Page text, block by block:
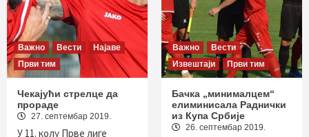
Важно Вести
Најаве
Први тим
Чекајући стрелце да
прораде
27. септембар 2019.
У 11. колу Прве лиге
Важно
Вести
Извештаји
Први тим
Бачка „минималцем“
елиминисала Раднички
из Купа Србије
26. септембар 2019.